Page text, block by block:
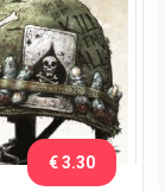
€ 3.30